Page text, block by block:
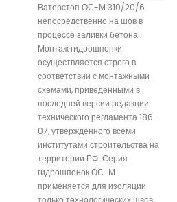
Ватерстоп ОС-М 310/20/6
непосредственно на шов в
процессе заливки бетона.
Монтаж гидрошпонки
осуществляется строго в
соответствии с монтажными
схемами, приведенными в
последней версии редакции
технического регламента 186-
07, утвержденного всеми
институтами строительства на
территории РФ. Серия
гидрошпонок ОС-М
применяется для изоляции
только технологических швов